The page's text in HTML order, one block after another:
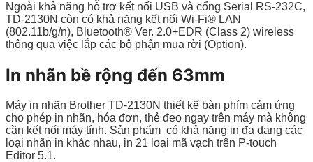
Ngoài khả năng hỗ trợ kết nối USB và cổng Serial RS-232C,
TD-2130N còn có khả năng kết nối Wi-Fi® LAN
(802.11b/g/n), Bluetooth® Ver. 2.0+EDR (Class 2) wireless
thông qua việc lắp các bộ phận mua rời (Option).
In nhãn bề rộng đến 63mm
Máy in nhãn Brother TD-2130N thiết kế bàn phím cảm ứng
cho phép in nhãn, hóa đơn, thẻ đeo ngay trên máy mà không
cần kết nối máy tính. Sản phẩm có khả năng in đa dạng các
loại nhãn in khác nhau, in 21 loại mã vạch trên P-touch
Editor 5.1.